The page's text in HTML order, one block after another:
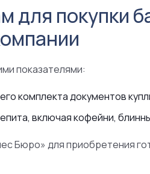
для покупки
показателями:
комплекта документов
включая кофейни,
Бюро» для приобретения